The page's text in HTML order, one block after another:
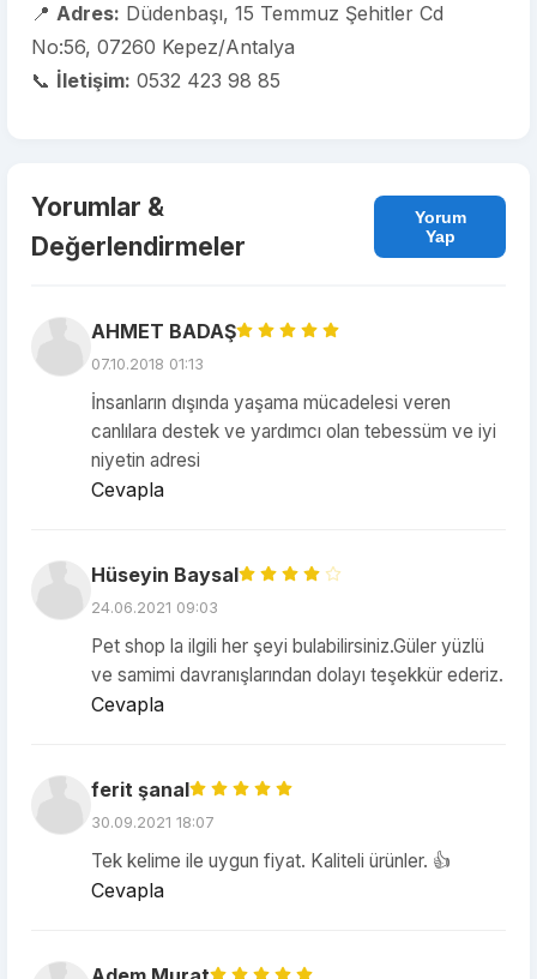
📍 Adres: Düdenbaşı, 15 Temmuz Şehitler Cd
No:56, 07260 Kepez/Antalya
📞 İletişim: 0532 423 98 85
Yorumlar &
Değerlendirmeler
Yorum
Yap
AHMET BADAŞ
07.10.2018 01:13
İnsanların dışında yaşama mücadelesi veren
canlılara destek ve yardımcı olan tebessüm ve iyi
niyetin adresi
Cevapla
Hüseyin Baysal
24.06.2021 09:03
Pet shop la ilgili her şeyi bulabilirsiniz.Güler yüzlü
ve samimi davranışlarından dolayı teşekkür ederiz.
Cevapla
ferit şanal
30.09.2021 18:07
Tek kelime ile uygun fiyat. Kaliteli ürünler. 👍
Cevapla